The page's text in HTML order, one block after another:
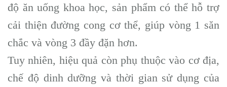
độ ăn uống khoa học, sản phẩm có thể hỗ trợ
cải thiện đường cong cơ thể, giúp vòng 1 săn
chắc và vòng 3 đầy đặn hơn.
Tuy nhiên, hiệu quả còn phụ thuộc vào cơ địa,
chế độ dinh dưỡng và thời gian sử dụng của